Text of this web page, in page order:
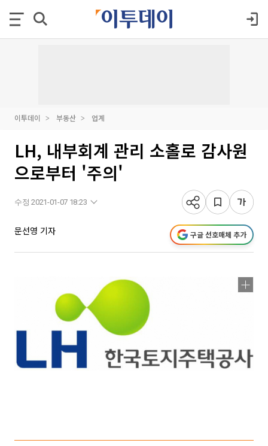
이투데이 부동산 업계
LH, 내부회계 관리 소홀로 감사원
으로부터 '주의'
수정 2021-01-07 18:23
문선영 기자 구글 선호매체 추가